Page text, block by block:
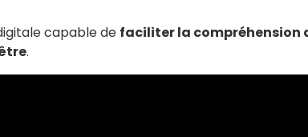
capable de faciliter la compréhension
.